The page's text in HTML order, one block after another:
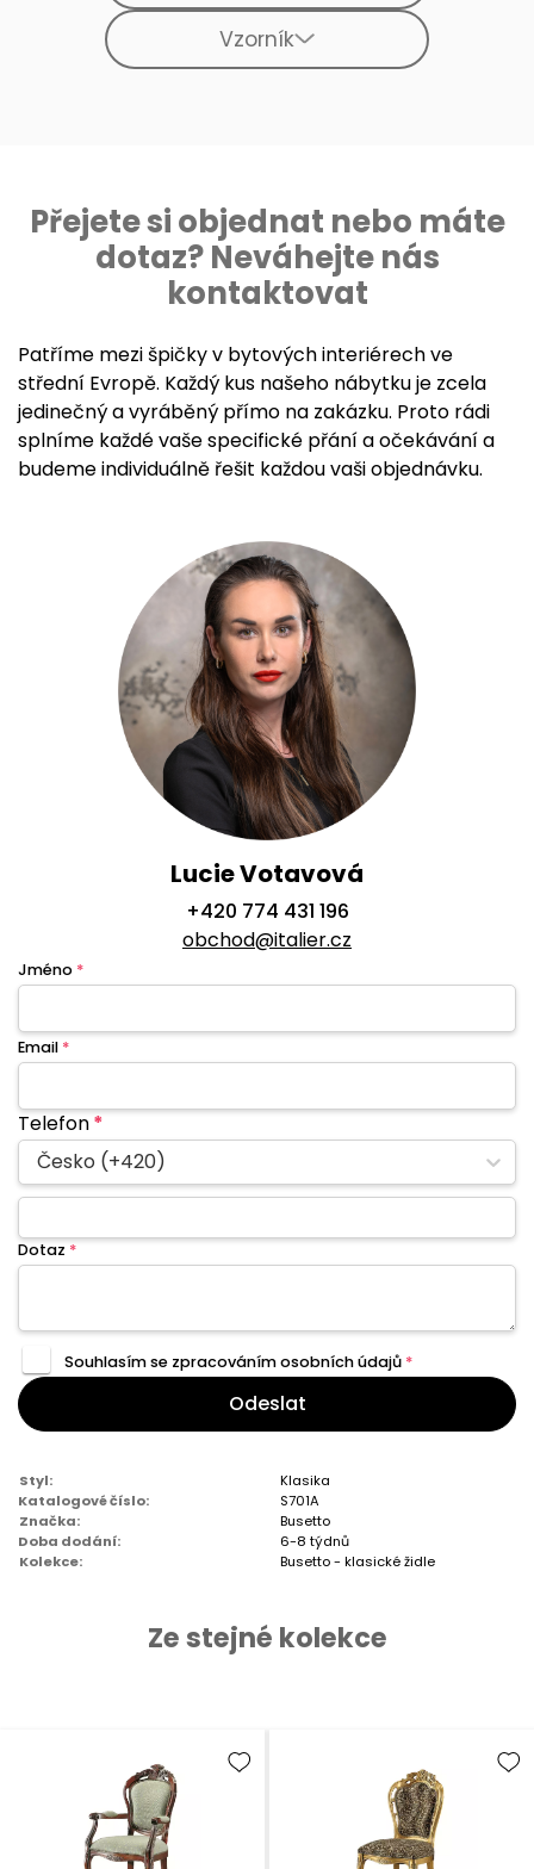
Vzorník
Přejete si objednat nebo máte
dotaz? Neváhejte nás
kontaktovat
Patříme mezi špičky v bytových interiérech ve
střední Evropě. Každý kus našeho nábytku je zcela
jedinečný a vyráběný přímo na zakázku. Proto rádi
splníme každé vaše specifické přání a očekávání a
budeme individuálně řešit každou vaši objednávku.
Lucie Votavová
+420 774 431 196
obchod@italier.cz
Jméno *
Email *
Telefon*
Česko (+420)
Dotaz *
Souhlasím se zpracovánímosobních údajů *
Odeslat
Styl:
Klasika
Katalogové číslo:
S701A
Značka:
Busetto
Doba dodání:
6-8 týdnů
Kolekce:
Busetto - klasické židle
Ze stejné kolekce